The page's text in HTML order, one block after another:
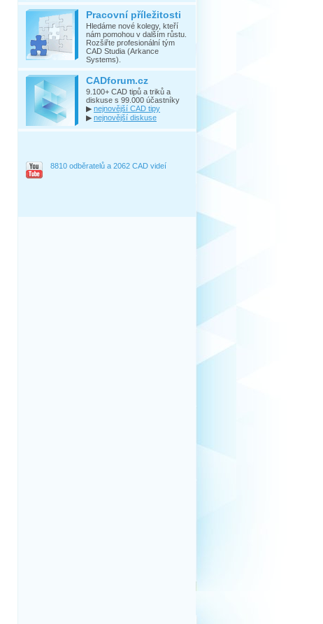
Pracovní příležitosti
Hledáme nové kolegy, kteří
nám pomohou v dalším růstu.
Rozšiřte profesionální tým
CAD Studia (Arkance
Systems).
CADforum.cz
9.100+ CAD tipů a triků a
diskuse s 99.000 účastníky
▶ nejnovější CAD tipy
▶ nejnovější diskuse
8810 odběratelů a 2062 CAD videí